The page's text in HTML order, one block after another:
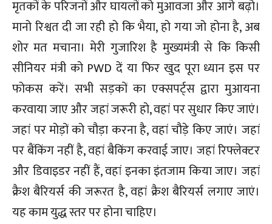
मृतकों के परिजनों और घायलों को मुआवजा और आगे बढ़ो।
मानो रिश्वत दी जा रही हो कि भैया, हो गया जो होना है, अब
शोर मत मचाना। मेरी गुजारिश है मुख्यमंत्री से कि किसी
सीनियर मंत्री को PWD दें या फिर खुद पूरा ध्यान इस पर
फोकस करें। सभी सड़कों का एक्सपर्ट्स द्वारा मुआयना
करवाया जाए और जहां जरूरी हो, वहां पर सुधार किए जाएं।
जहां पर मोड़ों को चौड़ा करना है, वहां चौड़े किए जाएं। जहां
पर बैंकिंग नहीं है, वहां बैकिंग करवाई जाए। जहां रिफ्लेक्टर
और डिवाइडर नहीं हैं, वहां इनका इंतजाम किया जाए। जहां
क्रैश बैरियर्स की जरूरत है, वहां क्रैश बैरियर्स लगाए जाएं।
यह काम युद्ध स्तर पर होना चाहिए।